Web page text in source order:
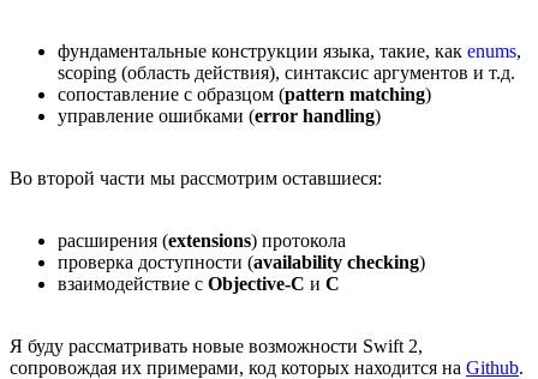
фундаментальные конструкции языка, такие, как enums,
scoping (область действия), синтаксис аргументов и т.д.
сопоставление с образцом (pattern matching)
управление ошибками (error handling)
Во второй части мы рассмотрим оставшиеся:
расширения (extensions) протокола
проверка доступности (availability checking)
взаимодействие с Objective-C и С
Я буду рассматривать новые возможности Swift 2,
сопровождая их примерами, код которых находится на Github.